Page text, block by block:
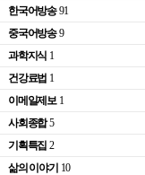
한국어방송 91
중국어방송 9
과학지식 1
건강료법 1
이메일제보 1
사회종합 5
기획특집 2
삶의 이야기 10